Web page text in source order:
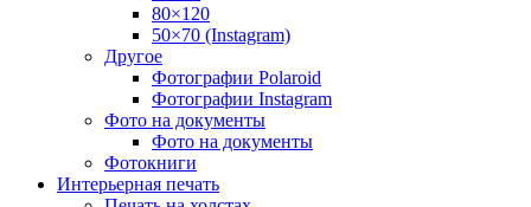
80×120
50×70 (Instagram)
Другое
Фотографии Polaroid
Фотографии Instagram
Фото на документы
Фото на документы
Фотокниги
Интерьерная печать